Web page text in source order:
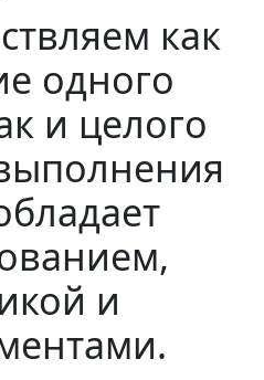
как
одного
и целого
и